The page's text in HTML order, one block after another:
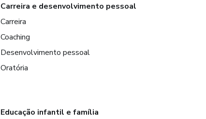
Carreira e desenvolvimento pessoal
Carreira
Coaching
Desenvolvimento pessoal
Oratória
Educação infantil e família